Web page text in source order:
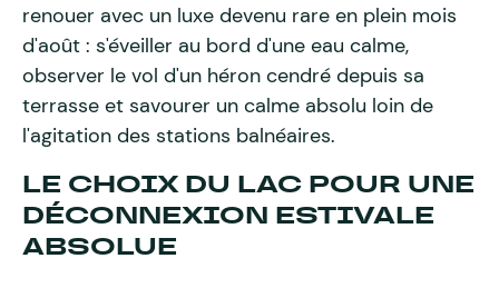
renouer avec un luxe devenu rare en plein mois
d'août : s'éveiller au bord d'une eau calme,
observer le vol d'un héron cendré depuis sa
terrasse et savourer un calme absolu loin de
l'agitation des stations balnéaires.
LE CHOIX DU LAC POUR UNE
DÉCONNEXION ESTIVALE
ABSOLUE